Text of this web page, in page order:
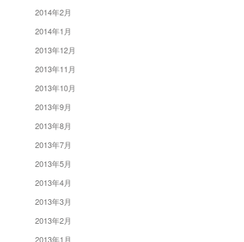
2014年2月
2014年1月
2013年12月
2013年11月
2013年10月
2013年9月
2013年8月
2013年7月
2013年5月
2013年4月
2013年3月
2013年2月
2013年1月